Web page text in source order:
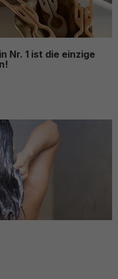
Nr. 1 ist die einzige